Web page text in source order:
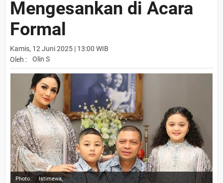
Mengesankan di Acara
Formal
Kamis, 12 Juni 2025 | 13:00 WIB
Oleh :
Olin S
Photo : Istimewa,